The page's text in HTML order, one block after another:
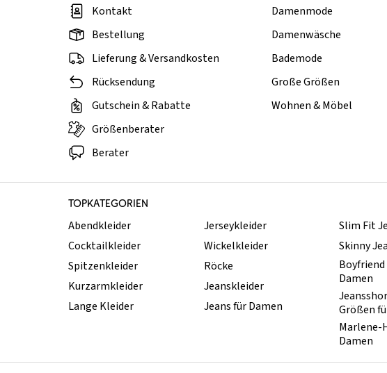
Kontakt
Bestellung
Lieferung & Versandkosten
Rücksendung
Gutschein & Rabatte
Größenberater
Berater
Damenmode
Damenwäsche
Bademode
Große Größen
Wohnen & Möbel
TOPKATEGORIEN
Abendkleider
Cocktailkleider
Spitzenkleider
Kurzarmkleider
Lange Kleider
Jerseykleider
Wickelkleider
Röcke
Jeanskleider
Jeans für Damen
Slim Fit
Skinny
Damen
Größen
Marlene-
Damen